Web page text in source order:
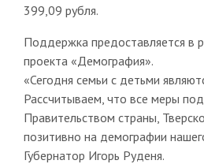
399,09 рубля.
Поддержка предоставляется в
проекта «Демография».
«Сегодня семьи с детьми
Рассчитываем, что все меры
Правительством страны,
позитивно на демографии
Губернатор Игорь Руденя.